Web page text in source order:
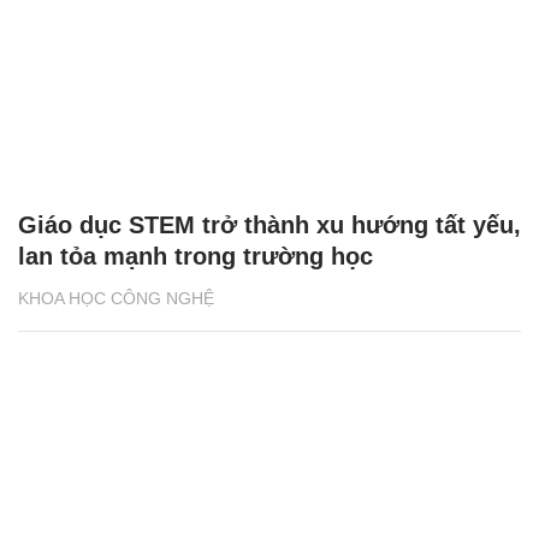
KHOA HỌC CÔNG NGHỆ
Giáo dục STEM trở thành xu hướng tất yếu,
lan tỏa mạnh trong trường học